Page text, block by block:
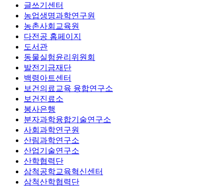
글쓰기센터
농업생명과학연구원
농촌사회교육원
다전공 홈페이지
도서관
동물실험윤리위원회
발전기금재단
백령아트센터
보건의료교육 융합연구소
보건진료소
봉사은행
분자과학융합기술연구소
사회과학연구원
산림과학연구소
산업기술연구소
산학협력단
삼척공학교육혁신센터
삼척산학협력단